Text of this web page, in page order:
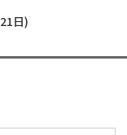
日)